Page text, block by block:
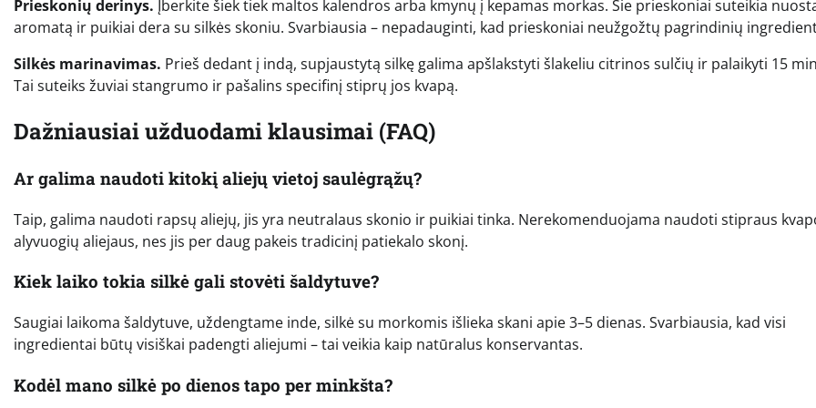
Prieskonių derinys. Įberkite šiek tiek maltos kalendros arba kmynų į kepamas morkas. Šie prieskoniai suteikia
aromatą ir puikiai dera su silkės skoniu. Svarbiausia – nepadauginti, kad prieskoniai neužgožtų pagrindinių
Silkės marinavimas. Prieš dedant į indą, supjaustytą silkę galima apšlakstyti šlakeliu citrinos sulčių ir palaikyti 15
Tai suteiks žuviai stangrumo ir pašalins specifinį stiprų jos kvapą.
Dažniausiai užduodami klausimai (FAQ)
Ar galima naudoti kitokį aliejų vietoj saulėgrąžų?
Taip, galima naudoti rapsų aliejų, jis yra neutralaus skonio ir puikiai tinka. Nerekomenduojama naudoti stipraus
alyvuogių aliejaus, nes jis per daug pakeis tradicinį patiekalo skonį.
Kiek laiko tokia silkė gali stovėti šaldytuve?
Saugiai laikoma šaldytuve, uždengtame inde, silkė su morkomis išlieka skani apie 3–5 dienas. Svarbiausia, kad visi
ingredientai būtų visiškai padengti aliejumi – tai veikia kaip natūralus konservantas.
Kodėl mano silkė po dienos tapo per minkšta?